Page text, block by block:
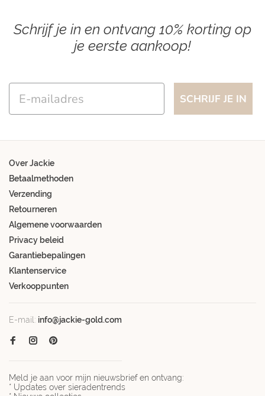
Schrijf je in en ontvang 10% korting op
je eerste aankoop!
SCHRIJF JE IN
Over Jackie
Betaalmethoden
Verzending
Retourneren
Algemene voorwaarden
Privacy beleid
Garantiebepalingen
Klantenservice
Verkooppunten
E-mail: info@jackie-gold.com
Meld je aan voor mijn nieuwsbrief en ontvang:
* Updates over sieradentrends